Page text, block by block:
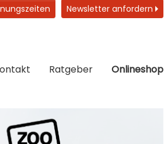
Newsletter anfordern
Ratgeber Onlineshop